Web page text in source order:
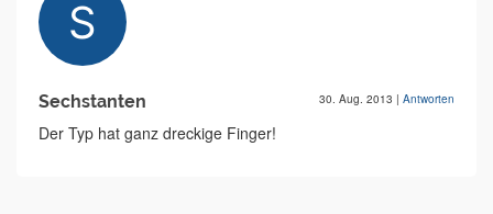
Sechstanten 30. Aug. 2013 | Antworten
Der Typ hat ganz dreckige Finger!